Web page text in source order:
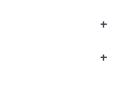
+
+